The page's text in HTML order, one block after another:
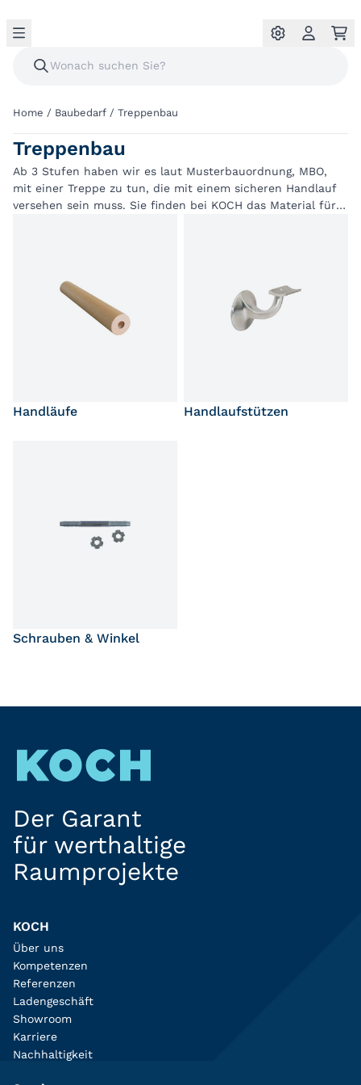
Home / Baubedarf / Treppenbau
Treppenbau
Ab 3 Stufen haben wir es laut Musterbauordnung, MBO,
mit einer Treppe zu tun, die mit einem sicheren Handlauf
versehen sein muss. Sie finden bei KOCH das Material für
Fragen zum Thema Treppenbau? Dann melden Sie sich bei
unserem Team Bauelemente.
Handläufe Handlaufstützen
Schrauben & Winkel
Der Garant
für werthaltige
Raumprojekte
KOCH
Über uns
Kompetenzen
Referenzen
Ladengeschäft
Showroom
Karriere
Nachhaltigkeit